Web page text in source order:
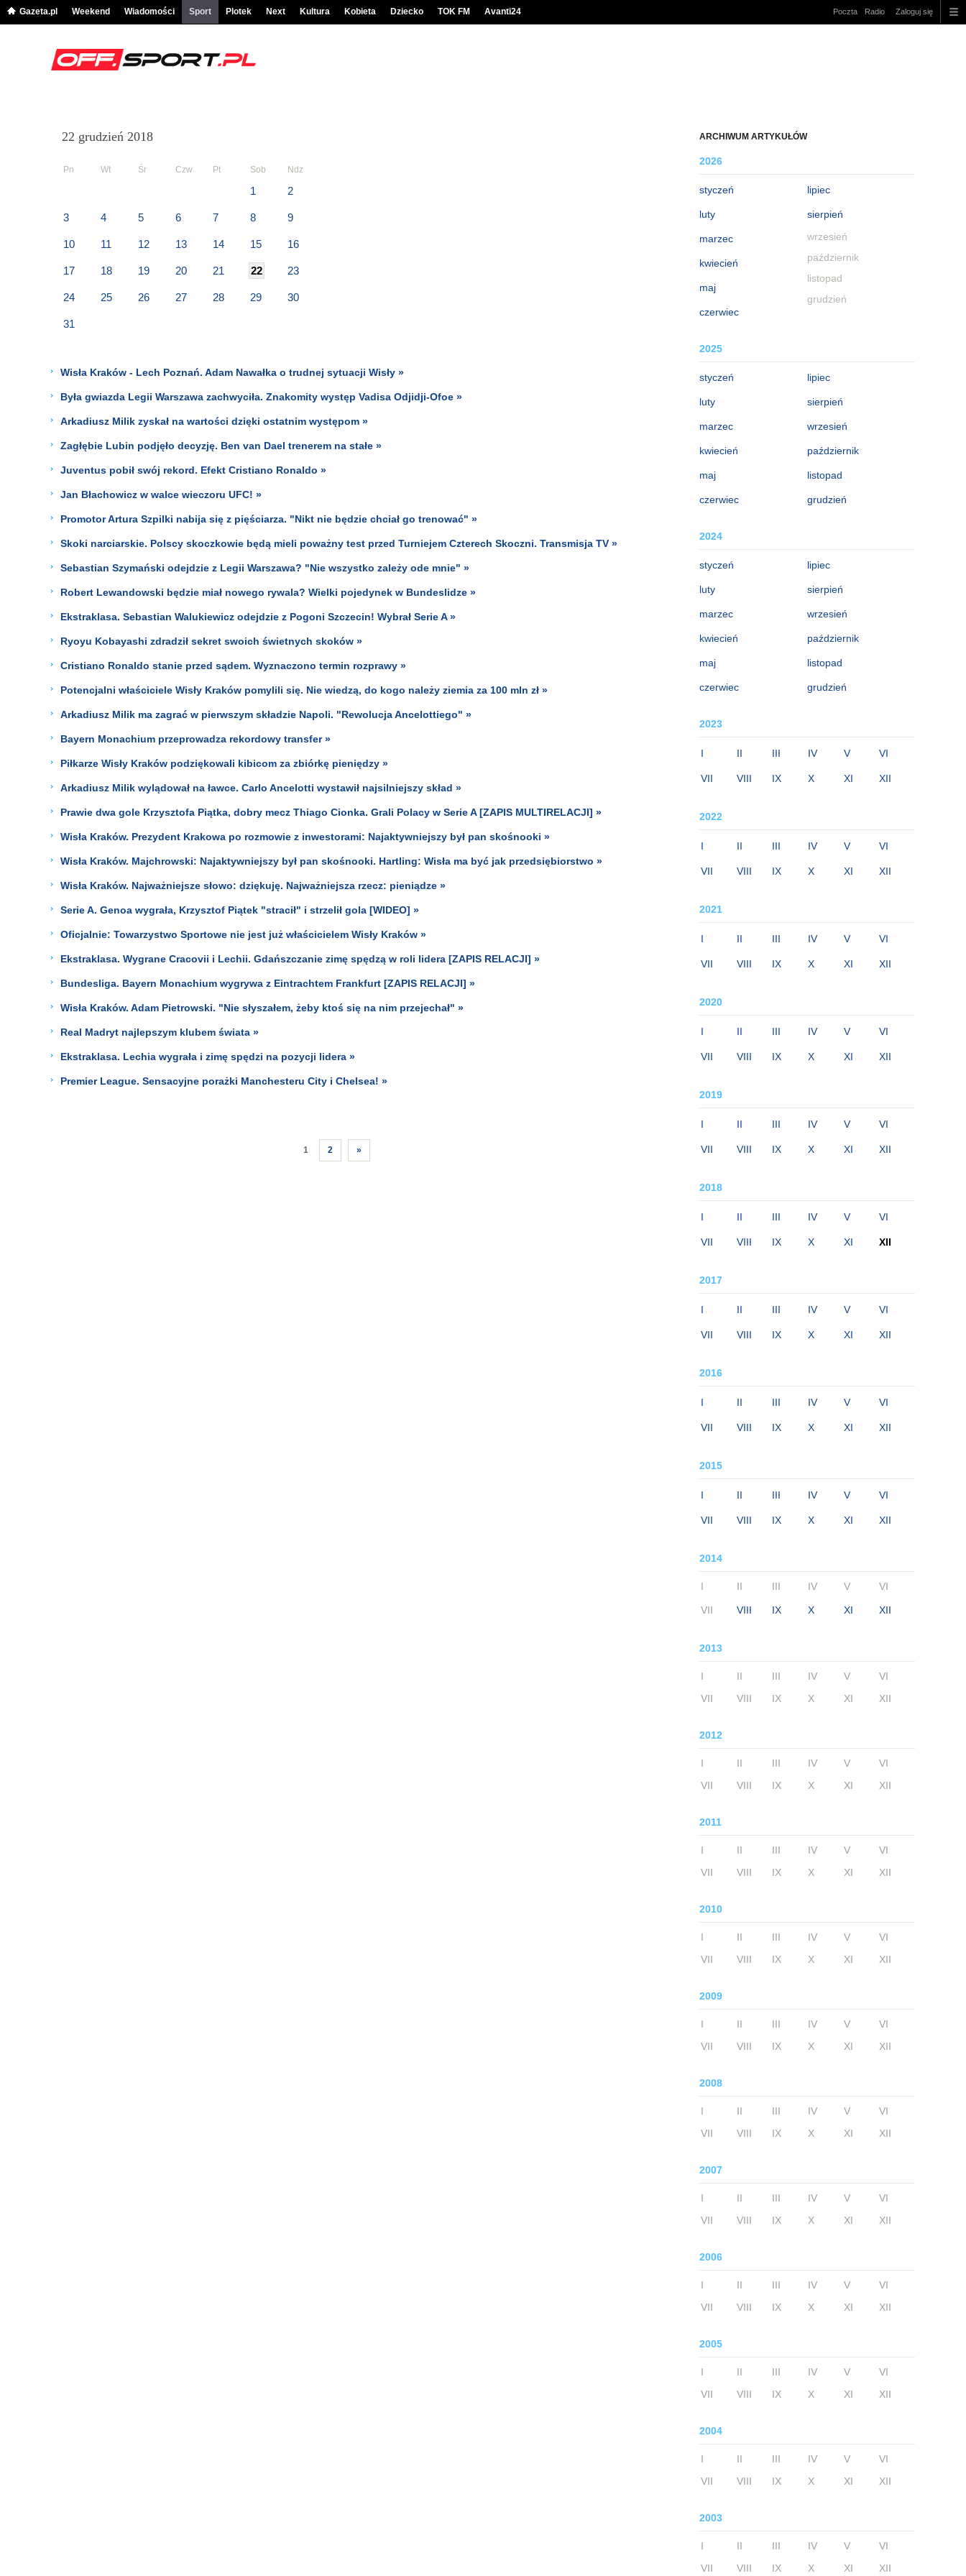
Gazeta.pl Weekend Wiadomości Sport Plotek Next Kultura Kobieta Dziecko TOK FM Avanti24 Poczta Radio Zaloguj się
ARCHIWUM ARTYKUŁÓW
2026
styczeń
luty
marzec
kwiecień
maj
czerwiec
lipiec
sierpień
wrzesień
październik
listopad
grudzień
2025
styczeń
luty
marzec
kwiecień
maj
czerwiec
lipiec
sierpień
wrzesień
październik
listopad
grudzień
2024
styczeń
luty
marzec
kwiecień
maj
czerwiec
lipiec
sierpień
wrzesień
październik
listopad
grudzień
2023
I II III IV V VI
VII VIII IX X XI XII
2022
I II III IV V VI
VII VIII IX X XI XII
2021
I II III IV V VI
VII VIII IX X XI XII
2020
I II III IV V VI
VII VIII IX X XI XII
2019
I II III IV V VI
VII VIII IX X XI XII
2018
I II III IV V VI
VII VIII IX X XI XII
2017
I II III IV V VI
VII VIII IX X XI XII
2016
I II III IV V VI
VII VIII IX X XI XII
2015
I II III IV V VI
VII VIII IX X XI XII
2014
I II III IV V VI
VII VIII IX X XI XII
2013
I II III IV V
VI
VII
VIII IX X XI XII
2012
I II III IV V
VI
VII
VIII IX X XI XII
2011
I II III IV V
VI
VII
VIII IX X XI XII
2010
I II III IV V
VI
VII
VIII IX X XI XII
2009
I II III IV V
VI
VII
VIII IX X XI XII
2008
I II III IV V
VI
VII
VIII IX X XI XII
2007
I II III IV V
VI
VII
VIII IX X XI XII
2006
I II III IV V
VI
VII
VIII IX X XI XII
2005
I II III IV V
VI
VII
VIII IX X XI XII
2004
I II III IV V
VI
VII
VIII IX X XI XII
2003
I II III IV V
VI
VII
VIII IX X XI XII
22 grudzień 2018
Pn Wt Śr Czw Pt Sob Ndz
1 2
3 4 5 6 7 8 9
10 11 12 13 14 15 16
17 18 19 20 21 22 23
24 25 26 27 28 29 30
31
Wisła Kraków - Lech Poznań. Adam Nawałka o trudnej sytuacji Wisły »
Była gwiazda Legii Warszawa zachwyciła. Znakomity występ Vadisa Odjidji-Ofoe »
Arkadiusz Milik zyskał na wartości dzięki ostatnim występom »
Zagłębie Lubin podjęło decyzję. Ben van Dael trenerem na stałe »
Juventus pobił swój rekord. Efekt Cristiano Ronaldo »
Jan Błachowicz w walce wieczoru UFC! »
Promotor Artura Szpilki nabija się z pięściarza. "Nikt nie będzie chciał go trenować" »
Skoki narciarskie. Polscy skoczkowie będą mieli poważny test przed Turniejem Czterech Skoczni. Transmisja TV »
Sebastian Szymański odejdzie z Legii Warszawa? "Nie wszystko zależy ode mnie" »
Robert Lewandowski będzie miał nowego rywala? Wielki pojedynek w Bundeslidze »
Ekstraklasa. Sebastian Walukiewicz odejdzie z Pogoni Szczecin! Wybrał Serie A »
Ryoyu Kobayashi zdradził sekret swoich świetnych skoków »
Cristiano Ronaldo stanie przed sądem. Wyznaczono termin rozprawy »
Potencjalni właściciele Wisły Kraków pomylili się. Nie wiedzą, do kogo należy ziemia za 100 mln zł »
Arkadiusz Milik ma zagrać w pierwszym składzie Napoli. "Rewolucja Ancelottiego" »
Bayern Monachium przeprowadza rekordowy transfer »
Piłkarze Wisły Kraków podziękowali kibicom za zbiórkę pieniędzy »
Arkadiusz Milik wylądował na ławce. Carlo Ancelotti wystawił najsilniejszy skład »
Prawie dwa gole Krzysztofa Piątka, dobry mecz Thiago Cionka. Grali Polacy w Serie A [ZAPIS MULTIRELACJI] »
Wisła Kraków. Prezydent Krakowa po rozmowie z inwestorami: Najaktywniejszy był pan skośnooki »
Wisła Kraków. Majchrowski: Najaktywniejszy był pan skośnooki. Hartling: Wisła ma być jak przedsiębiorstwo »
Wisła Kraków. Najważniejsze słowo: dziękuję. Najważniejsza rzecz: pieniądze »
Serie A. Genoa wygrała, Krzysztof Piątek "stracił" i strzelił gola [WIDEO] »
Oficjalnie: Towarzystwo Sportowe nie jest już właścicielem Wisły Kraków »
Ekstraklasa. Wygrane Cracovii i Lechii. Gdańszczanie zimę spędzą w roli lidera [ZAPIS RELACJI] »
Bundesliga. Bayern Monachium wygrywa z Eintrachtem Frankfurt [ZAPIS RELACJI] »
Wisła Kraków. Adam Pietrowski. "Nie słyszałem, żeby ktoś się na nim przejechał" »
Real Madryt najlepszym klubem świata »
Ekstraklasa. Lechia wygrała i zimę spędzi na pozycji lidera »
Premier League. Sensacyjne porażki Manchesteru City i Chelsea! »
1 2 »